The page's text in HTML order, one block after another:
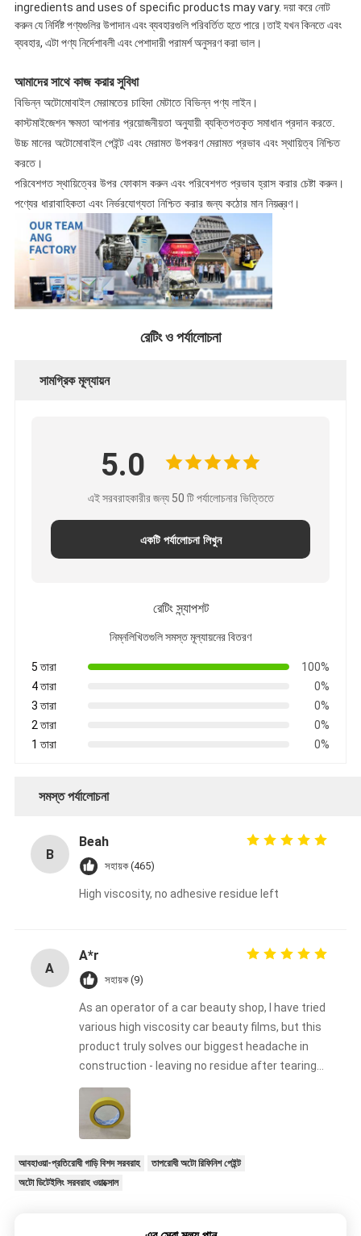
ingredients and uses of specific products may vary. দয়া করে নোট
করুন যে নির্দিষ্ট পণ্যগুলির উপাদান এবং ব্যবহারগুলি পরিবর্তিত হতে পারে।তাই যখন কিনতে এবং
ব্যবহার, এটা পণ্য নির্দেশাবলী এবং পেশাদারী পরামর্শ অনুসরণ করা ভাল।
আমাদের সাথে কাজ করার সুবিধা
বিভিন্ন অটোমোবাইল মেরামতের চাহিদা মেটাতে বিভিন্ন পণ্য লাইন।
কাস্টমাইজেশন ক্ষমতা আপনার প্রয়োজনীয়তা অনুযায়ী ব্যক্তিগতকৃত সমাধান প্রদান করতে.
উচ্চ মানের অটোমোবাইল পেইন্ট এবং মেরামত উপকরণ মেরামত প্রভাব এবং স্থায়িত্ব নিশ্চিত
করতে।
পরিবেশগত স্থায়িত্বের উপর ফোকাস করুন এবং পরিবেশগত প্রভাব হ্রাস করার চেষ্টা করুন।
পণ্যের ধারাবাহিকতা এবং নির্ভরযোগ্যতা নিশ্চিত করার জন্য কঠোর মান নিয়ন্ত্রণ।
রেটিং ও পর্যালোচনা
সামগ্রিক মূল্যায়ন
5.0
এই সরবরাহকারীর জন্য 50 টি পর্যালোচনার ভিত্তিতে
একটি পর্যালোচনা লিখুন
রেটিং স্ন্যাপশট
নিম্নলিখিতগুলি সমস্ত মূল্যায়নের বিতরণ
5 তারা
100%
4 তারা
0%
3 তারা
0%
2 তারা
0%
1 তারা
0%
সমস্ত পর্যালোচনা
B
Beah
সহায়ক (465)
High viscosity, no adhesive residue left
A
A*r
সহায়ক (9)
As an operator of a car beauty shop, I have tried
various high viscosity car beauty films, but this
product truly solves our biggest headache in
construction - leaving no residue after tearing
off. Our technicians found during construction
that its high viscosity ensures a perfect fit with
complex surfaces such as bumpers and body
waistlines, while the unique adhesive formula is
clean and neat when removed, without
damaging the original paint or color changing
আবহাওয়া-প্রতিরোধী গাড়ি বিশদ সরবরাহ
তাপরোধী অটো রিফিনিশ পেইন্ট
অটো ডিটেইলিং সরবরাহ ওয়াক্সোল